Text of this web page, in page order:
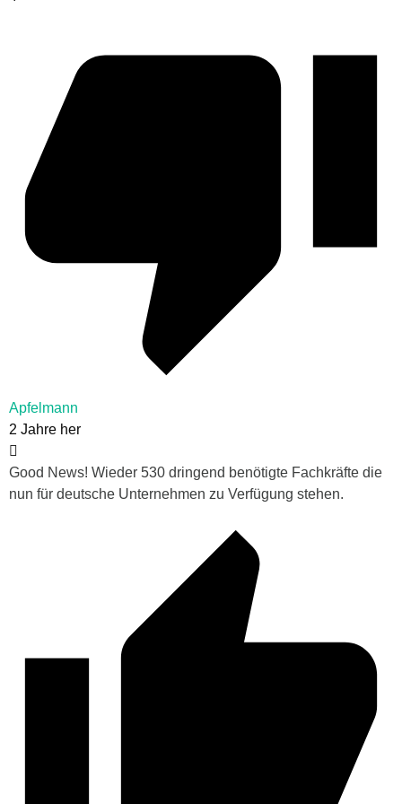
Apfelmann
2 Jahre her
Good News! Wieder 530 dringend benötigte Fachkräfte die
nun für deutsche Unternehmen zu Verfügung stehen.